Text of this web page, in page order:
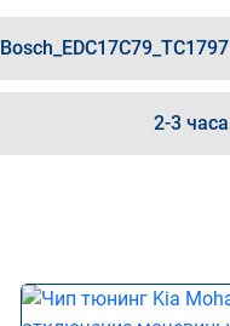
Bosch_EDC17C79_TC1797
2-3 часа